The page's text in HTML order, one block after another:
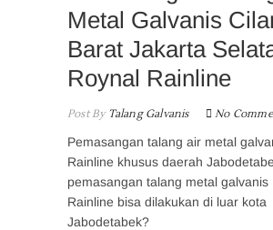
Metal Galvanis
Barat Jakarta
Roynal Rainline
Post ByTalang Galvanis No
Pemasangan talang air metal
Rainline khusus daerah
pemasangan talang metal galvanis
Rainline bisa dilakukan di luar kota
Jabodetabek?